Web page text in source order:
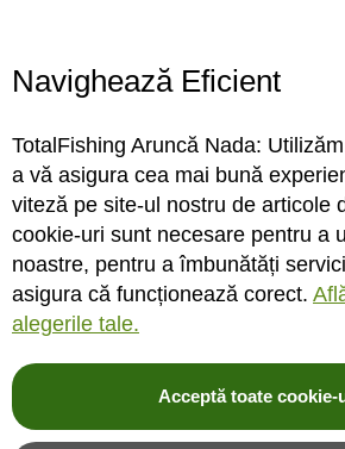
Conecteaza-te
Sa ne cunoastem mai bine. Vino alaturi de noi pe
asteptam cu stiri, surprize, concursuri, premii ...
Navighează Eficient
TotalFishing Aruncă Nada:
a vă asigura cea mai bună
viteză pe site-ul nostru de articole
cookie-uri sunt necesare pentru a
noastre, pentru a îmbunătăți
asigura că funcționează corect.
alegerile tale.
Acceptă toate cookie-